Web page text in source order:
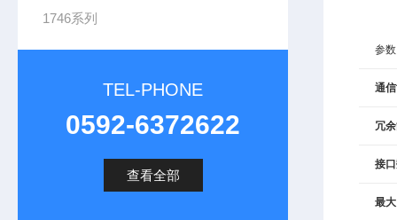
1746系列
TEL-PHONE
0592-6372622
查看全部
参数
通
冗
接
最